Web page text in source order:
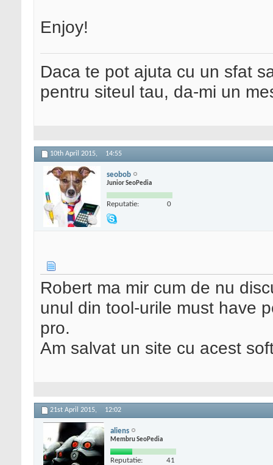
Enjoy!
Daca te pot ajuta cu un sfat
pentru siteul tau, da-mi un
10th April 2015, 14:55
seobob
Junior SeoPedia
Reputatie: 0
Robert ma mir cum de nu
unul din tool-urile must have
pro.
Am salvat un site cu acest
21st April 2015, 12:02
aliens
Membru SeoPedia
Reputatie: 41